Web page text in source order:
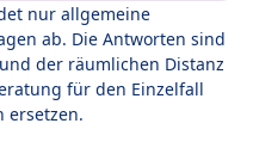
nur allgemeine
ab. Die Antworten sind
der räumlichen Distanz
für den Einzelfall
ersetzen.